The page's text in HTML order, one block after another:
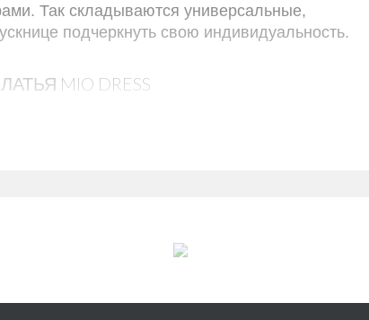
Так складываются универсальные,
подчеркнуть свою индивидуальность.
MIO DRESS
акцентов, что так актуально для
выбор для торжественного момента